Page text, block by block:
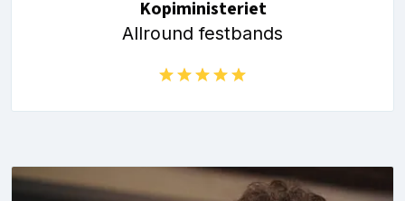
Kopiministeriet
Allround festbands